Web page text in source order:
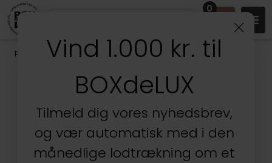
0
Produkter /Børneværelset /Omnioutil Plastikspande
Vind 1.000 kr. til
BOXdeLUX
Tilmeld dig vores nyhedsbrev,
og vær automatisk med i den
månedlige lodtrækning om et